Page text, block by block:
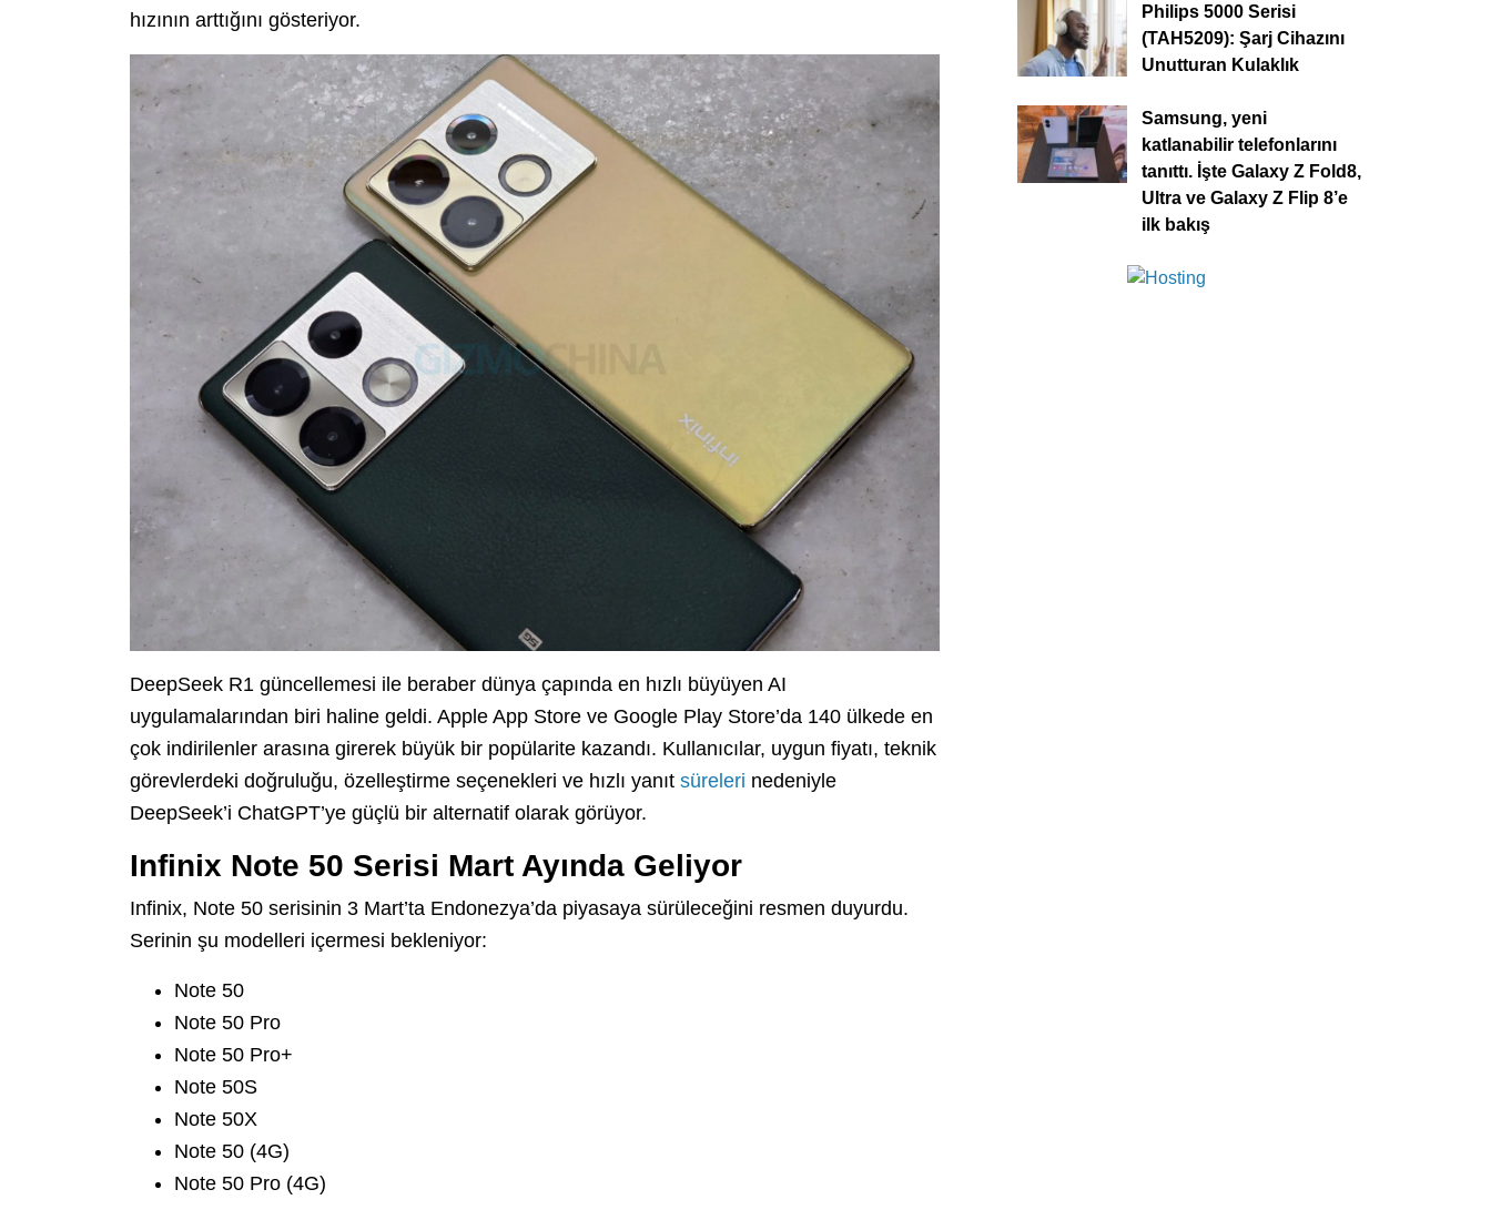
hızının arttığını gösteriyor.
DeepSeek R1 güncellemesi ile beraber dünya çapında en hızlı büyüyen AI
uygulamalarından biri haline geldi. Apple App Store ve Google Play Store’da 140 ülkede en
çok indirilenler arasına girerek büyük bir popülarite kazandı. Kullanıcılar, uygun fiyatı, teknik
görevlerdeki doğruluğu, özelleştirme seçenekleri ve hızlı yanıt süreleri nedeniyle
DeepSeek’i ChatGPT’ye güçlü bir alternatif olarak görüyor.
Infinix Note 50 Serisi Mart Ayında Geliyor
Infinix, Note 50 serisinin 3 Mart’ta Endonezya’da piyasaya sürüleceğini resmen duyurdu.
Serinin şu modelleri içermesi bekleniyor:
Note 50
Note 50 Pro
Note 50 Pro+
Note 50S
Note 50X
Note 50 (4G)
Note 50 Pro (4G)
Philips 5000 Serisi
(TAH5209): Şarj Cihazını
Unutturan Kulaklık
Samsung, yeni
katlanabilir telefonlarını
tanıttı. İşte Galaxy Z Fold8,
Ultra ve Galaxy Z Flip 8’e
ilk bakış